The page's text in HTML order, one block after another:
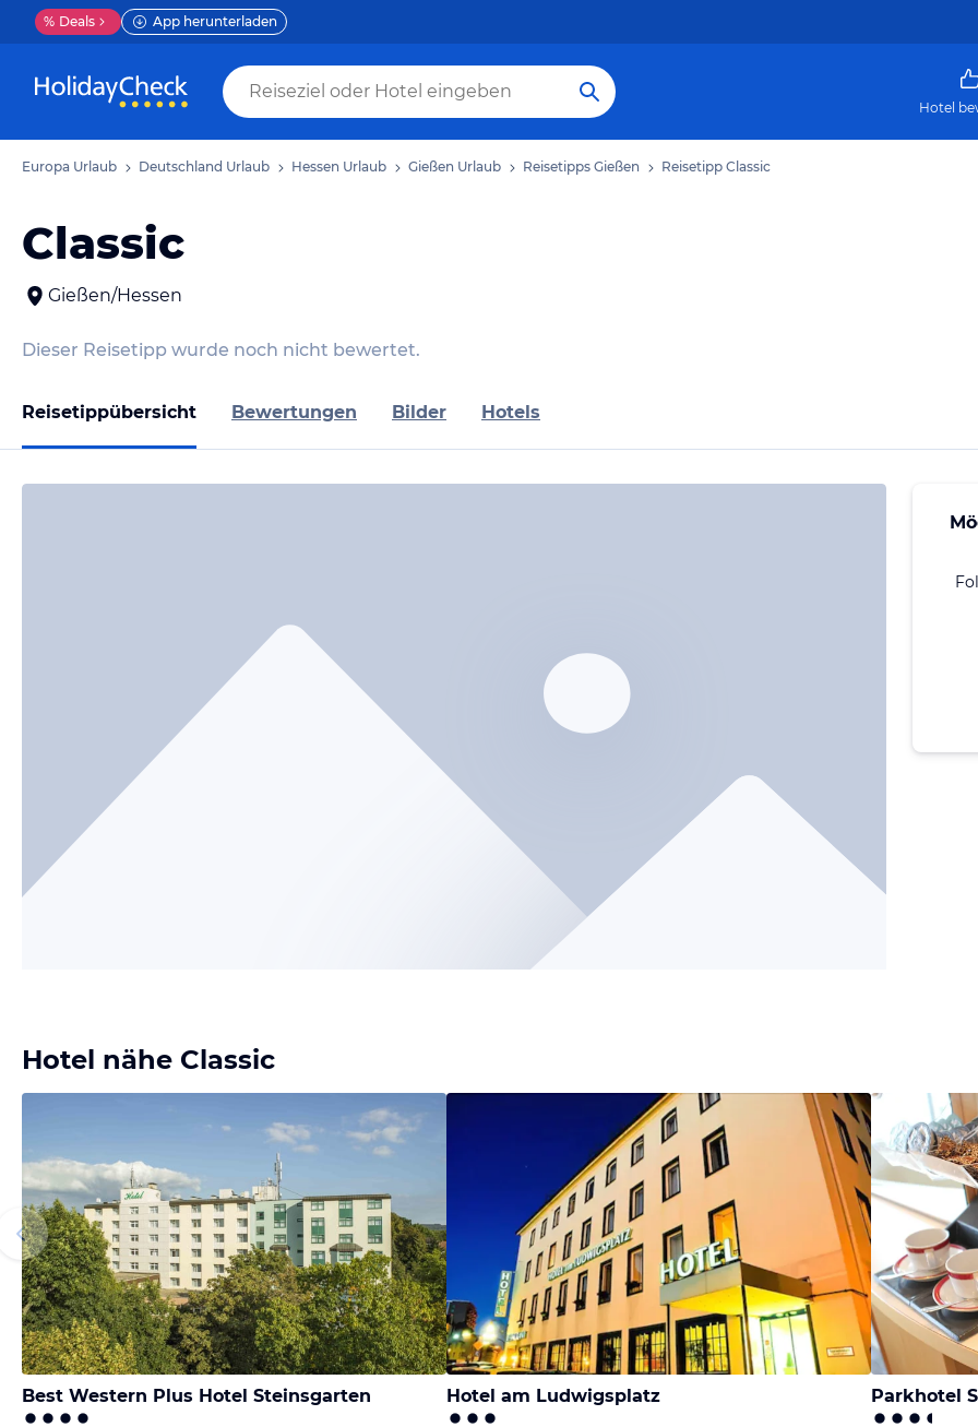
% Deals App herunterladen
Hotel
Europa Urlaub Deutschland Urlaub Hessen Urlaub Gießen Urlaub Reisetipps Gießen Reisetipp Classic
Classic
Gießen/Hessen
Dieser Reisetipp wurde noch nicht bewertet.
Reisetippübersicht Bewertungen Bilder Hotels
Hotel nähe Classic
Best Western Plus Hotel Steinsgarten Hotel am Ludwigsplatz Parkhotel